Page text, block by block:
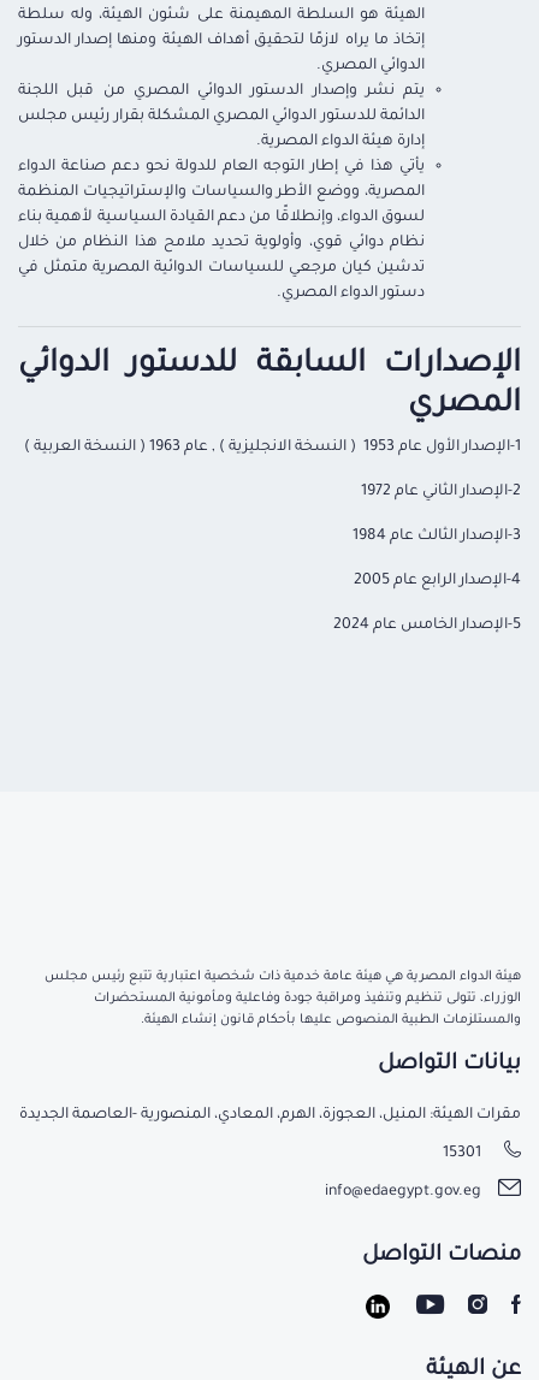
الهيئة هو السلطة المهيمنة على شئون الهيئة، وله سلطة
إتخاذ ما يراه لازمًا لتحقيق أهداف الهيئة ومنها إصدار الدستور
الدوائي المصري.
يتم نشر وإصدار الدستور الدوائي المصري من قبل اللجنة
الدائمة للدستور الدوائي المصري المشكلة بقرار رئيس مجلس
إدارة هيئة الدواء المصرية.
يأتي هذا في إطار التوجه العام للدولة نحو دعم صناعة الدواء
المصرية، ووضع الأطر والسياسات والإستراتيجيات المنظمة
لسوق الدواء، وإنطلاقًا من دعم القيادة السياسية لأهمية بناء
نظام دوائي قوي، وأولوية تحديد ملامح هذا النظام من خلال
تدشين كيان مرجعي للسياسات الدوائية المصرية متمثل في
دستور الدواء المصري.
الإصدارات السابقة للدستور الدوائي
المصري
1- الإصدار الأول عام 1953 ( النسخة الانجليزية ) , عام 1963 ( النسخة العربية )
2- الإصدار الثاني عام 1972
3- الإصدار الثالث عام 1984
4- الإصدار الرابع عام 2005
5- الإصدار الخامس عام 2024
هيئة الدواء المصرية هي هيئة عامة خدمية ذات شخصية اعتبارية تتبع رئيس مجلس
الوزراء، تتولى تنظيم وتنفيذ ومراقبة جودة وفاعلية ومأمونية المستحضرات
والمستلزمات الطبية المنصوص عليها بأحكام قانون إنشاء الهيئة.
عن الهيئة
بيانات التواصل
مقرات الهيئة: المنيل، العجوزة، الهرم، المعادي، المنصورية -العاصمة الجديدة
15301
info@edaegypt.gov.eg
منصات التواصل